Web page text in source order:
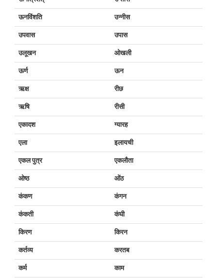
ऊनविंशति उन्नीस
उपवास उपास
उलूखन ओखली
ऊर्ण ऊन
ऋक्ष रीछ
ऋषि रीसी
एकादश ग्यारह
एला इलायची
एकल पुत्र एकलौता
ओष्ठ ओंठ
कंकण कंगन
कंकती कंघी
किरण किरन
कर्तव्य करतब
कर्म काम